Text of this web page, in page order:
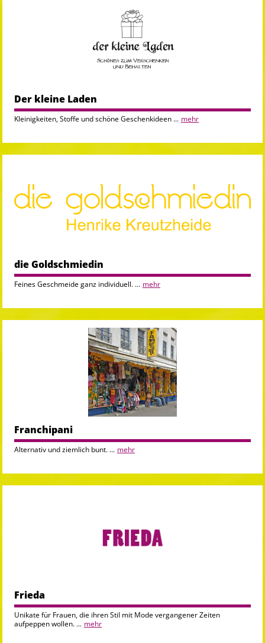
Der kleine Laden
Kleinigkeiten, Stoffe und schöne Geschenkideen ... mehr
die Goldschmiedin
Feines Geschmeide ganz individuell. ... mehr
Franchipani
Alternativ und ziemlich bunt. ... mehr
Frieda
Unikate für Frauen, die ihren Stil mit Mode vergangener Zeiten
aufpeppen wollen. ... mehr